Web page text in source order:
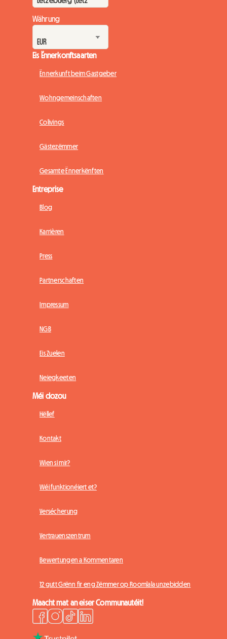
Währung
Eis Ënnerkonftsaarten
Ënnerkunft beim Gastgeber
Wohngemeinschaften
Colivings
Gästezëmmer
Gesamte Ënnerkënften
Entreprise
Blog
Karrièren
Press
Partnerschaften
Impressum
NGB
Eis Zuelen
Neiegkeeten
Méi dozou
Hëllef
Kontakt
Wien si mir?
Wéi funktionéiert et?
Versécherung
Vertrauenszentrum
Bewertungen a Kommentaren
12 gutt Grënn fir eng Zëmmer op Roomlala unzebidden
Maacht mat an eiser Communautéit!